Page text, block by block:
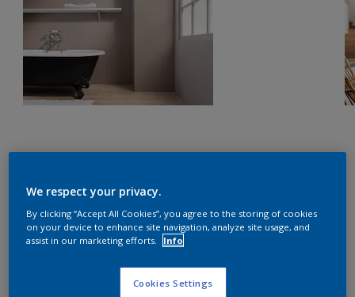
We respect your privacy.
By clicking “Accept All Cookies”, you agree to the storing of cookies
on your device to enhance site navigation, analyze site usage, and
assist in our marketing efforts.
Info
Cookies Settings